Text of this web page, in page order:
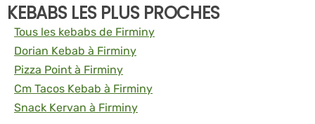
KEBABS LES PLUS PROCHES
Tous les kebabs de Firminy
Dorian Kebab à Firminy
Pizza Point à Firminy
Cm Tacos Kebab à Firminy
Snack Kervan à Firminy